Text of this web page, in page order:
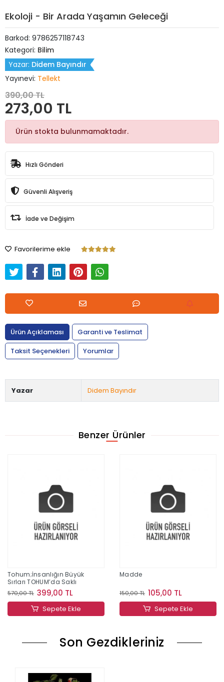
Ekoloji - Bir Arada Yaşamın Geleceği
Barkod: 9786257118743
Kategori: Bilim
Yazar: Didem Bayındır
Yayınevi: Tellekt
390,00 TL
273,00 TL
Ürün stokta bulunmamaktadır.
Hızlı Gönderi
Güvenli Alışveriş
İade ve Değişim
Favorilerime ekle
Ürün Açıklaması
Garanti ve Teslimat
Taksit Seçenekleri
Yorumlar
Yazar Didem Bayındır
Benzer Ürünler
Tohum;İnsanlığın Büyük
Sırları TOHUM’da Saklı
570,00 TL 399,00 TL
Sepete Ekle
Madde
150,00 TL 105,00 TL
Sepete Ekle
Son Gezdikleriniz